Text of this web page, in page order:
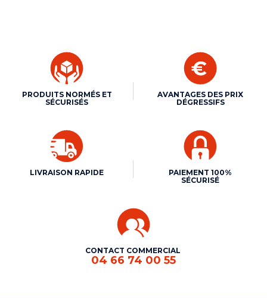
PRODUITS NORMÉS ET
SÉCURISÉS
AVANTAGES DES PRIX
DÉGRESSIFS
LIVRAISON RAPIDE
PAIEMENT 100%
SÉCURISÉ
CONTACT COMMERCIAL
04 66 74 00 55